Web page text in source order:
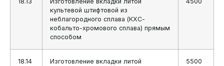
культевой штифтовой из
неблагородного сплава (КХС-
кобальто-хромового сплава) прямым
способом
18.14
Изготовление вкладки литой
5500